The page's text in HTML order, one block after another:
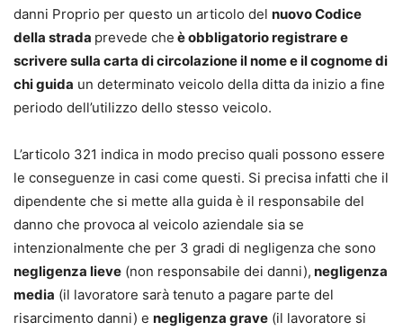
danni Proprio per questo un articolo del nuovo Codice
della strada prevede che è obbligatorio registrare e
scrivere sulla carta di circolazione il nome e il cognome di
chi guida un determinato veicolo della ditta da inizio a fine
periodo dell’utilizzo dello stesso veicolo.
L’articolo 321 indica in modo preciso quali possono essere
le conseguenze in casi come questi. Si precisa infatti che il
dipendente che si mette alla guida è il responsabile del
danno che provoca al veicolo aziendale sia se
intenzionalmente che per 3 gradi di negligenza che sono
negligenza lieve (non responsabile dei danni), negligenza
media (il lavoratore sarà tenuto a pagare parte del
risarcimento danni) e negligenza grave (il lavoratore si